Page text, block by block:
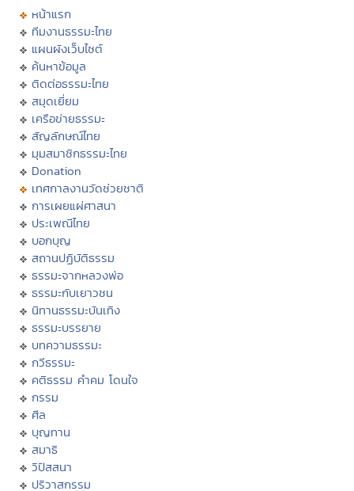
หน้าแรก
ทีมงานธรรมะไทย
แผนผังเว็บไซต์
ค้นหาข้อมูล
ติดต่อธรรมะไทย
สมุดเยี่ยม
เครือข่ายธรรมะ
สัญลักษณ์ไทย
มุมสมาชิกธรรมะไทย
Donation
เทศกาลงานวัดช่วยชาติ
การเผยแผ่ศาสนา
ประเพณีไทย
บอกบุญ
สถานปฏิบัติธรรม
ธรรมะจากหลวงพ่อ
ธรรมะกับเยาวชน
นิทานธรรมะบันเทิง
ธรรมะบรรยาย
บทความธรรมะ
กวีธรรมะ
คติธรรม คำคม โดนใจ
กรรม
ศีล
บุญทาน
สมาธิ
วิปัสสนา
ปริวาสกรรม